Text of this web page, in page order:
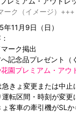
ーク（イメージ）+++
11月9日（日）
ーク掲出
へ記念品プレゼント
園プレミアム・アウ
きょ変更または中止
転区間・時刻が変更
客車の牽引機がSL